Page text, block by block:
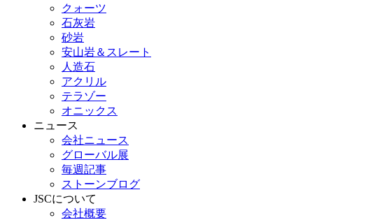
クォーツ
石灰岩
砂岩
安山岩＆スレート
人造石
アクリル
テラゾー
オニックス
ニュース
会社ニュース
グローバル展
毎週記事
ストーンブログ
JSCについて
会社概要